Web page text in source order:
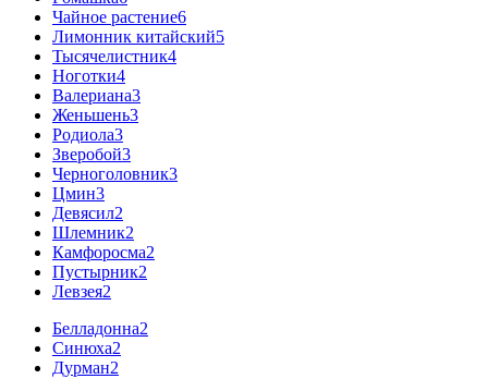
Чайное растение6
Лимонник китайский5
Тысячелистник4
Ноготки4
Валериана3
Женьшень3
Родиола3
Зверобой3
Черноголовник3
Цмин3
Девясил2
Шлемник2
Камфоросма2
Пустырник2
Левзея2
Белладонна2
Синюха2
Дурман2